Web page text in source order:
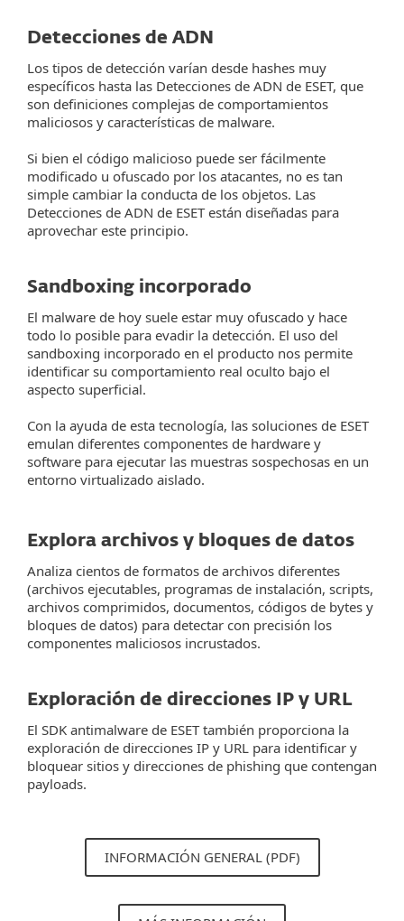
Detecciones de ADN
Los tipos de detección varían desde hashes muy
específicos hasta las Detecciones de ADN de ESET, que
son definiciones complejas de comportamientos
maliciosos y características de malware.
Si bien el código malicioso puede ser fácilmente
modificado u ofuscado por los atacantes, no es tan
simple cambiar la conducta de los objetos. Las
Detecciones de ADN de ESET están diseñadas para
aprovechar este principio.
Sandboxing incorporado
El malware de hoy suele estar muy ofuscado y hace
todo lo posible para evadir la detección. El uso del
sandboxing incorporado en el producto nos permite
identificar su comportamiento real oculto bajo el
aspecto superficial.
Con la ayuda de esta tecnología, las soluciones de ESET
emulan diferentes componentes de hardware y
software para ejecutar las muestras sospechosas en un
entorno virtualizado aislado.
Explora archivos y bloques de datos
Analiza cientos de formatos de archivos diferentes
(archivos ejecutables, programas de instalación, scripts,
archivos comprimidos, documentos, códigos de bytes y
bloques de datos) para detectar con precisión los
componentes maliciosos incrustados.
Exploración de direcciones IP y URL
El SDK antimalware de ESET también proporciona la
exploración de direcciones IP y URL para identificar y
bloquear sitios y direcciones de phishing que contengan
payloads.
INFORMACIÓN GENERAL (PDF)